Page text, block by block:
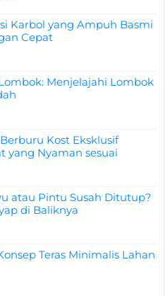
Karbol yang Ampuh Basmi
Cepat
Menjelajahi Lombok
Kost Eksklusif
yang Nyaman sesuai
atau Pintu Susah Ditutup?
di Baliknya
Teras Minimalis Lahan